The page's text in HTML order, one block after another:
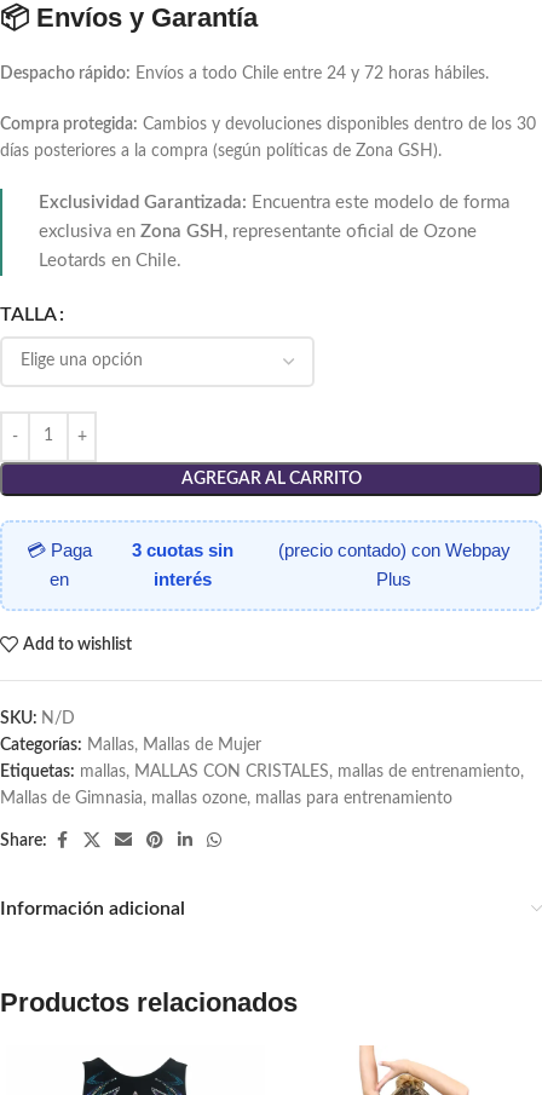
📦 Envíos y Garantía
Despacho rápido: Envíos a todo Chile entre 24 y 72 horas hábiles.
Compra protegida: Cambios y devoluciones disponibles dentro de los 30
días posteriores a la compra (según políticas de Zona GSH).
Exclusividad Garantizada: Encuentra este modelo de forma
exclusiva en Zona GSH , representante oficial de Ozone
Leotards en Chile.
TALLA
AGREGAR AL CARRITO
💳 Paga
en
3 cuotas sin
interés
(precio contado) con Webpay
Plus
Add to wishlist
SKU: N/D
Categorías: Mallas, Mallas de Mujer
Etiquetas: mallas, MALLAS CON CRISTALES, mallas de entrenamiento,
Mallas de Gimnasia, mallas ozone, mallas para entrenamiento
Share:
Información adicional
Productos relacionados